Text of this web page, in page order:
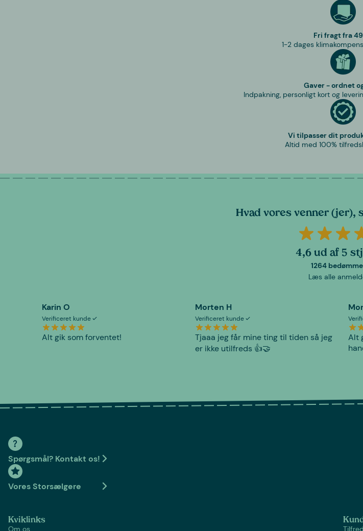
Fri fragt fra
1-2 dages
Gaver - ordnet
Indpakning, personligt kort og
Vi tilpasser dit
Altid med 100%
Hvad vores venner (jer),
4,6 ud af 5
1264
Læs alle
Karin O
Verificeret kunde
Alt gik som forventet!
Morten H
Verificeret kunde
Tjaaa jeg får mine ting til tiden så jeg
er ikke utilfreds 👍🤝
Alt
Spørgsmål? Kontakt os!
Vores Storsælgere
Kviklinks
Om os